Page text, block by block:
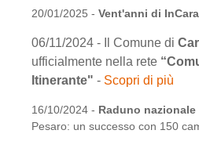
20/01/2025 - Vent'anni di
06/11/2024 - Il Comune di
ufficialmente nella rete
Itinerante" - Scopri di più
16/10/2024 - Raduno
Pesaro: un successo con 150